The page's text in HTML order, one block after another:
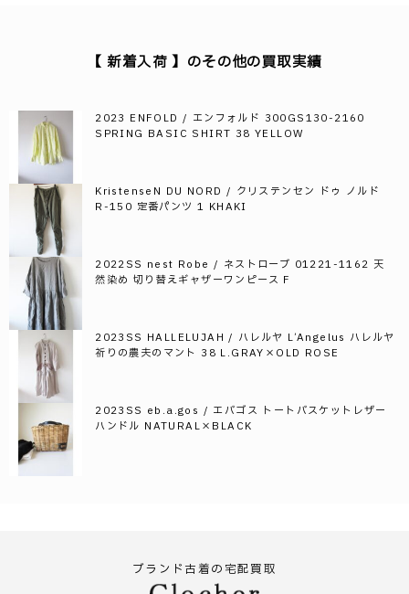
【 新着入荷 】のその他の買取実績
2023 ENFOLD / エンフォルド 300GS130-2160
SPRING BASIC SHIRT 38 YELLOW
KristenseN DU NORD / クリステンセン ドゥ ノルド
R-150 定番パンツ 1 KHAKI
2022SS nest Robe / ネストローブ 01221-1162 天
然染め 切り替えギャザーワンピース F
2023SS HALLELUJAH / ハレルヤ L’Angelus ハレルヤ
祈りの農夫のマント 38 L.GRAY×OLD ROSE
2023SS eb.a.gos / エバゴス トートバスケットレザー
ハンドル NATURAL×BLACK
ブランド古着の宅配買取